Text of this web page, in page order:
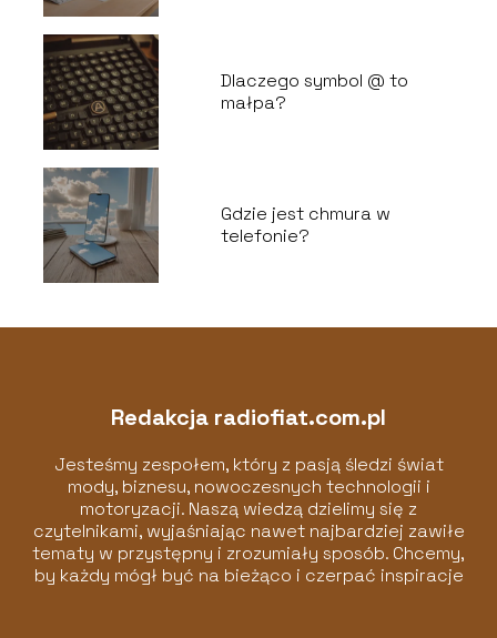
Dlaczego symbol @ to
małpa?
Gdzie jest chmura w
telefonie?
Redakcja radiofiat.com.pl
Jesteśmy zespołem, który z pasją śledzi świat
mody, biznesu, nowoczesnych technologii i
motoryzacji. Naszą wiedzą dzielimy się z
czytelnikami, wyjaśniając nawet najbardziej zawiłe
tematy w przystępny i zrozumiały sposób. Chcemy,
by każdy mógł być na bieżąco i czerpać inspiracje